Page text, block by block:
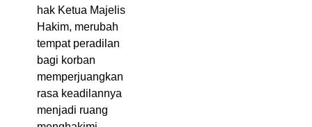
hak Ketua Majelis
Hakim, merubah
tempat peradilan
bagi korban
memperjuangkan
rasa keadilannya
menjadi ruang